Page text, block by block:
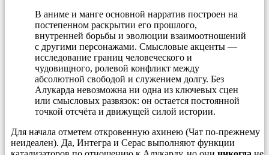
В аниме и манге основной нарратив построен на
постепенном раскрытии его прошлого,
внутренней борьбы и эволюции взаимоотношений
с другими персонажами. Смысловые акценты —
исследование границ человеческого и
чудовищного, ролевой конфликт между
абсолютной свободой и служением долгу. Без
Алукарда невозможна ни одна из ключевых сцен
или смысловых развязок: он остается постоянной
точкой отсчёта и движущей силой истории.
Для начала отметем откровенную ахинею (Чат по-прежнему
неидеален). Да, Интегра и Серас выполняют функции